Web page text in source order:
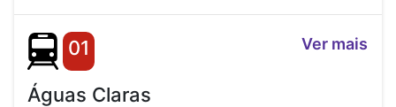
01
Águas Claras
Ver mais